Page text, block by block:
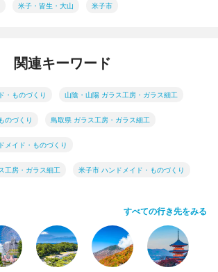
米子・皆生・大山 米子市
関連キーワード
・ものづくり 山陰・山陽 ガラス工房・ガラス細工
のづくり 鳥取県 ガラス工房・ガラス細工
メイド・ものづくり
工房・ガラス細工 米子市 ハンドメイド・ものづくり
すべての行き先をみる